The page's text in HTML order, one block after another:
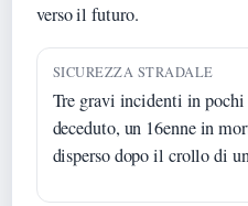
verso il futuro.
SICUREZZA STRADALE
Tre gravi incidenti in
deceduto, un 16enne in
disperso dopo il crollo di